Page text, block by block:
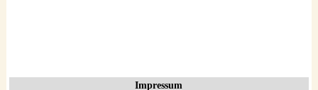
Impressum